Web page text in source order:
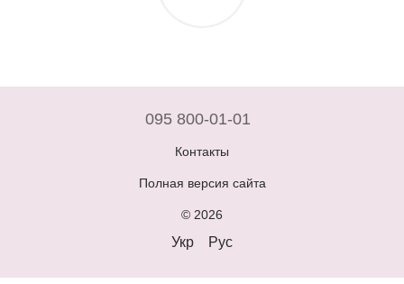
095 800-01-01
Контакты
Полная версия сайта
© 2026
Укр Рус